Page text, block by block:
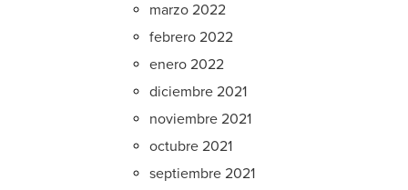
marzo 2022
febrero 2022
enero 2022
diciembre 2021
noviembre 2021
octubre 2021
septiembre 2021